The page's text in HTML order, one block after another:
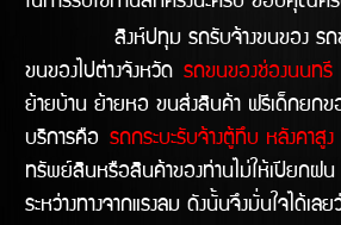
สิงห์ปทุม รถรับจ้างขนของ รถขน
ขนของไปต่างจังหวัด รถขนของช่องนนทรี
ย้ายบ้าน ย้ายหอ ขนส่งสินค้า ฟรีเด็กยกข
บริการคือ รถกระบะรับจ้างตู้ทึบ หลังคาสู
ทรัพย์สินหรือสินค้าของท่านไม่ให้เปียกฝ
ระหว่างทางจากแรงลม ดังนั้นจึงมั่นใจได้เ